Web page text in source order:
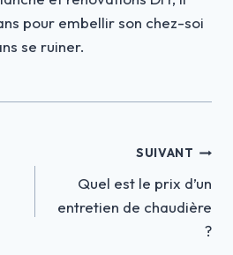
pour embellir son chez-soi
se ruiner.
SUIVANT
Quel est le prix d’un
entretien de chaudière
?